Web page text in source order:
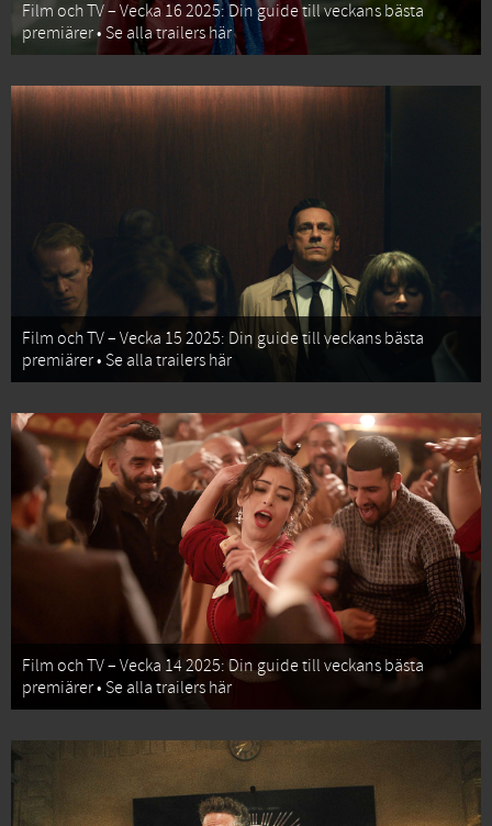
Film och TV – Vecka 16 2025: Din guide till veckans bästa
premiärer • Se alla trailers här
Film och TV – Vecka 15 2025: Din guide till veckans bästa
premiärer • Se alla trailers här
Film och TV – Vecka 14 2025: Din guide till veckans bästa
premiärer • Se alla trailers här